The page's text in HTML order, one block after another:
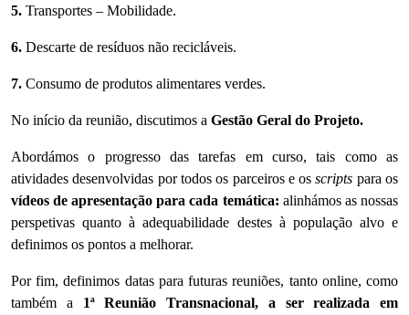
5. Transportes – Mobilidade.
6. Descarte de resíduos não recicláveis.
7. Consumo de produtos alimentares verdes.
No início da reunião, discutimos a Gestão Geral do Projeto.
Abordámos o progresso das tarefas em curso, tais como as
atividades desenvolvidas por todos os parceiros e osscripts para os
vídeos de apresentação para cada temática: alinhámos as nossas
perspetivas quanto à adequabilidade destes à população alvo e
definimos os pontos a melhorar.
Por fim, definimos datas para futuras reuniões, tanto online, como
também a 1ª Reunião Transnacional, a ser realizada em